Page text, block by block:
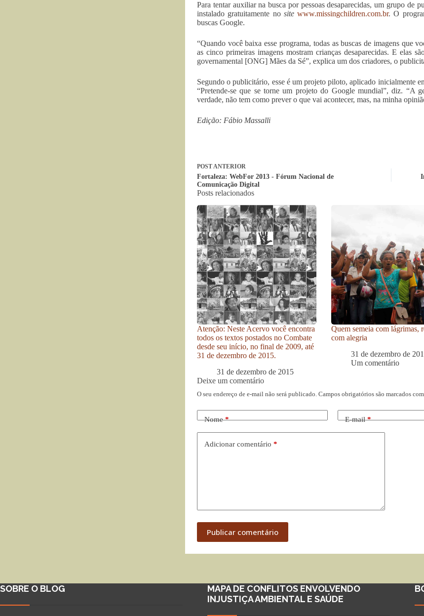
Para tentar auxiliar na busca por pessoas desaparecidas, um grupo de
instalado gratuitamente no site www.missingchildren.com.br. O
buscas Google.
“Quando você baixa esse programa, todas as buscas de imagens que
as cinco primeiras imagens mostram crianças desaparecidas. E elas
governamental [ONG] Mães da Sé”, explica um dos criadores, o
Segundo o publicitário, esse é um projeto piloto, aplicado inicialmente
“Pretende-se que se torne um projeto do Google mundial”, diz. “A
verdade, não tem como prever o que vai acontecer, mas, na minha
Edição: Fábio Massalli
POSTANTERIOR
Fortaleza: WebFor 2013 - Fórum Nacional de
Comunicação Digital
Posts relacionados
Atenção: Neste Acervo você encontra
todos os textos postados no Combate
desde seu início, no final de 2009, até
31 de dezembro de 2015.
31 de dezembro de 2015
Quem semeia com lágrimas,
com alegria
31 de dezembro de
Um comentário
Deixe um comentário
O seu endereço de e-mail não será publicado. Campos obrigatórios são marcados com
Nome* E-mail*
Adicionar comentário *
Publicar comentário
SOBRE O BLOG
MAPA DE CONFLITOS ENVOLVENDO
INJUSTIÇA AMBIENTAL E SAÚDE